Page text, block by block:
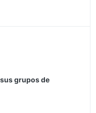
grupos de